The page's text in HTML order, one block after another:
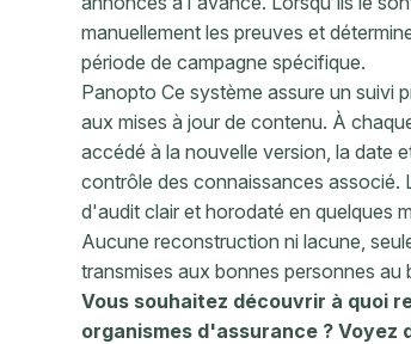
manuellement les preuves et
période de campagne spécifique.
Panopto Ce système assure un suivi
aux mises à jour de contenu. À
accédé à la nouvelle version, la date
contrôle des connaissances associé.
d'audit clair et horodaté en quelques
Aucune reconstruction ni lacune,
transmises aux bonnes personnes au
Vous souhaitez découvrir à quoi
organismes d'assurance ? Voyez